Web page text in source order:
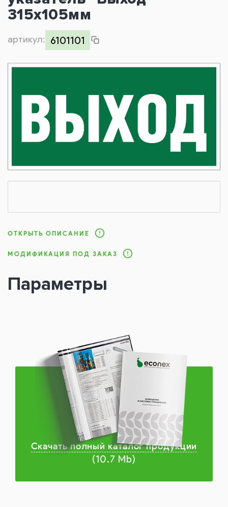
Контакты
315х105мм
артикул: 6101101
ОТКРЫТЬ ОПИСАНИЕ
МОДИФИКАЦИЯ ПОД ЗАКАЗ
Параметры
Скачать полный каталог продукции
(10.7 Mb)